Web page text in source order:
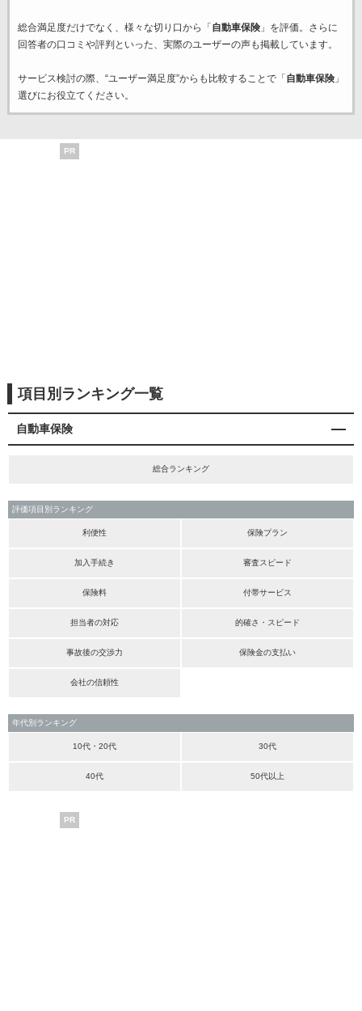
総合満足度だけでなく、様々な切り口から「 自動車保険」を評価。さらに
回答者の口コミや評判といった、実際のユーザーの声も掲載しています。
サービス検討の際、“ユーザー満足度”からも比較することで「 自動車保険」
選びにお役立てください。
PR
項目別ランキング一覧
自動車保険
総合ランキング
評価項目別ランキング
利便性 保険プラン
加入手続き 審査スピード
保険料 付帯サービス
担当者の対応 的確さ・スピード
事故後の交渉力 保険金の支払い
会社の信頼性
年代別ランキング
10代・20代 30代
40代 50代以上
PR